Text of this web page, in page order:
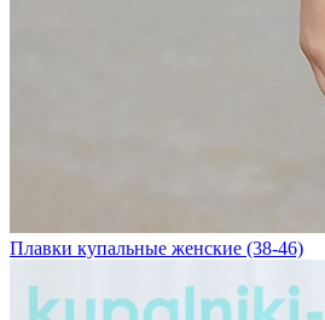
Плавки купальные женские (38-46)